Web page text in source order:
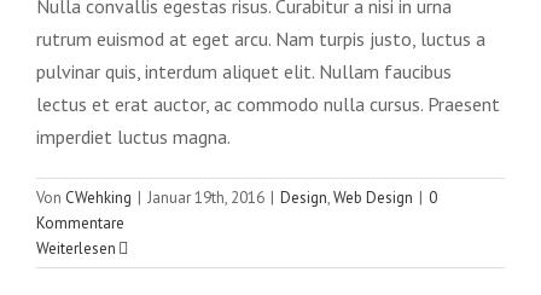
Nulla convallis egestas risus. Curabitur a nisi in urna
rutrum euismod at eget arcu. Nam turpis justo, luctus a
pulvinar quis, interdum aliquet elit. Nullam faucibus
lectus et erat auctor, ac commodo nulla cursus. Praesent
imperdiet luctus magna.
Von CWehking | Januar 19th, 2016 | Design,Web Design | 0
Kommentare
Weiterlesen